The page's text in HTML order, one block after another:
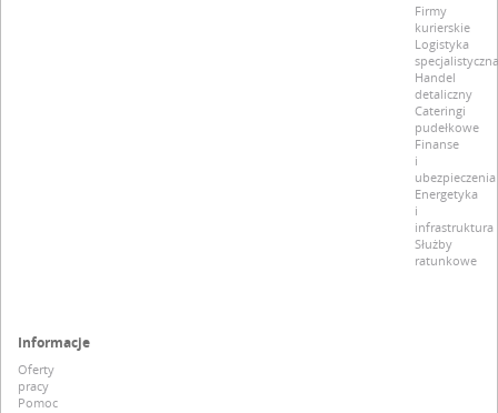
Firmy
kurierskie
Logistyka
specjalistyczna
Handel
detaliczny
Cateringi
pudełkowe
Finanse
i
ubezpieczenia
Energetyka
i
infrastruktura
Służby
ratunkowe
Informacje
Oferty
pracy
Pomoc